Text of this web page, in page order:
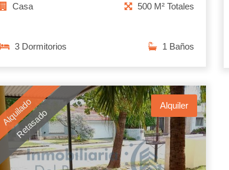
Casa 500 M² Totales
3 Dormitorios 1 Baños
Alquilado
Retasado
Alquiler